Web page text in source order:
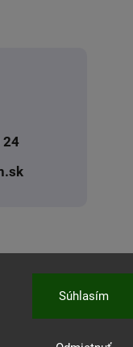
Súhlasím
24